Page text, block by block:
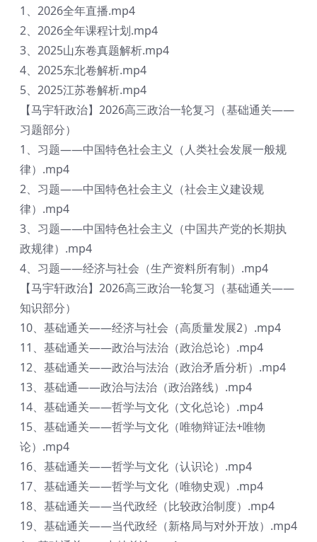
1、2026全年直播.mp4
2、2026全年课程计划.mp4
3、2025山东卷真题解析.mp4
4、2025东北卷解析.mp4
5、2025江苏卷解析.mp4
【马宇轩政治】2026高三政治一轮复习（基础通关——
习题部分）
1、习题——中国特色社会主义（人类社会发展一般规
律）.mp4
2、习题——中国特色社会主义（社会主义建设规
律）.mp4
3、习题——中国特色社会主义（中国共产党的长期执
政规律）.mp4
4、习题——经济与社会（生产资料所有制）.mp4
【马宇轩政治】2026高三政治一轮复习（基础通关——
知识部分）
10、基础通关——经济与社会（高质量发展2）.mp4
11、基础通关——政治与法治（政治总论）.mp4
12、基础通关——政治与法治（政治矛盾分析）.mp4
13、基础通——政治与法治（政治路线）.mp4
14、基础通关——哲学与文化（文化总论）.mp4
15、基础通关——哲学与文化（唯物辩证法+唯物
论）.mp4
16、基础通关——哲学与文化（认识论）.mp4
17、基础通关——哲学与文化（唯物史观）.mp4
18、基础通关——当代政经（比较政治制度）.mp4
19、基础通关——当代政经（新格局与对外开放）.mp4